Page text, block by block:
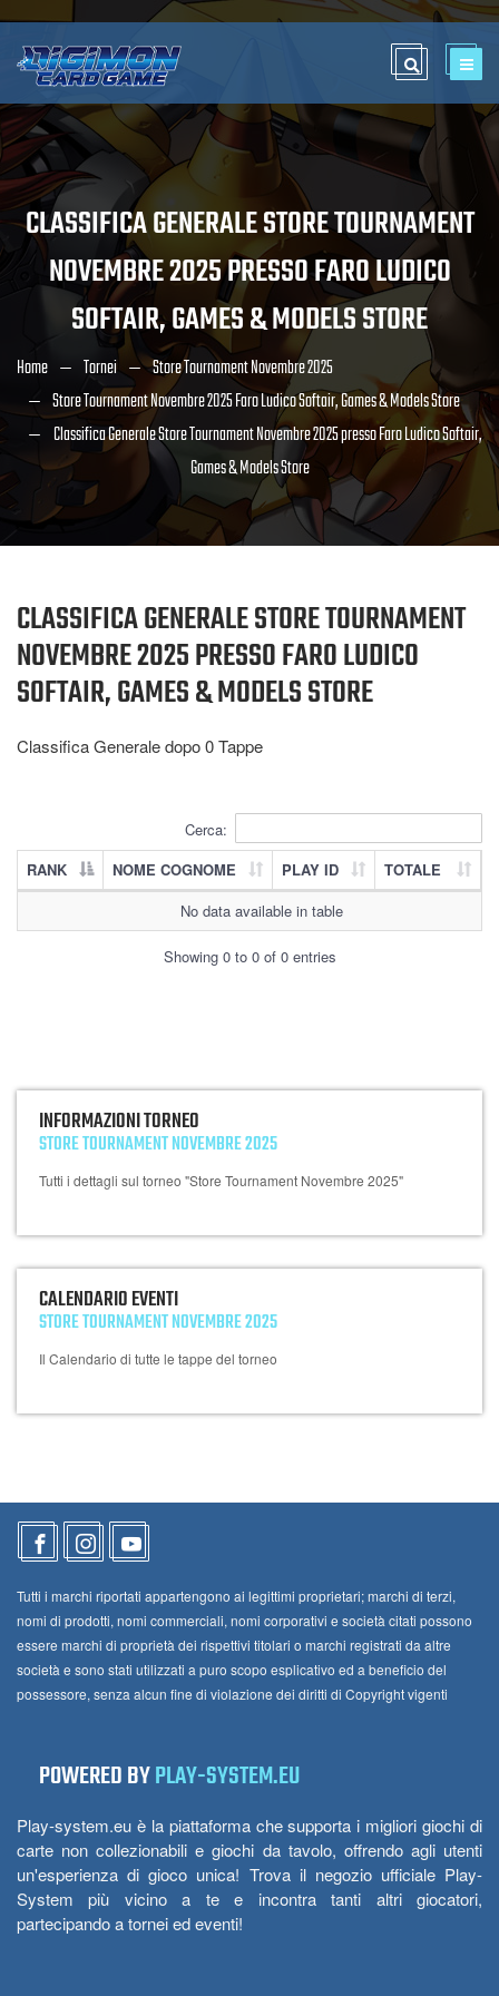
CLASSIFICA GENERALE STORE TOURNAMENT
NOVEMBRE 2025 PRESSO FARO LUDICO
SOFTAIR, GAMES & MODELS STORE
Home Tornei
Store Tournament Novembre 2025
Store Tournament Novembre 2025 Faro Ludico Softair, Games & Models Store
Classifica Generale Store Tournament Novembre 2025 presso Faro Ludico Softair,
Games & Models Store
CLASSIFICA GENERALE STORE TOURNAMENT
NOVEMBRE 2025 PRESSO FARO LUDICO
SOFTAIR, GAMES & MODELS STORE
Classifica Generale dopo 0Tappe
Cerca:
RANK
NOME COGNOME PLAY ID
TOTALE
No data available in table
Showing 0 to 0 of 0 entries
INFORMAZIONI TORNEO
STORE TOURNAMENT NOVEMBRE 2025
Tutti i dettagli sul torneo "Store Tournament Novembre 2025"
CALENDARIO EVENTI
STORE TOURNAMENT NOVEMBRE 2025
Il Calendario di tutte le tappe del torneo
Tutti i marchi riportati appartengono ai legittimi proprietari; marchi di terzi,
nomi di prodotti, nomi commerciali, nomi corporativi e società citati possono
essere marchi di proprietà dei rispettivi titolari o marchi registrati da altre
società e sono stati utilizzati a puro scopo esplicativo ed a beneficio del
possessore, senza alcun fine di violazione dei diritti di Copyright vigenti
POWERED BYPLAY-SYSTEM.EU
Play-system.eu è la piattaforma che supporta i migliori giochi di
carte non collezionabili e giochi da tavolo, offrendo agli utenti
un'esperienza di gioco unica! Trova il negozio ufficiale Play-
System più vicino a te e incontra tanti altri giocatori,
partecipando a tornei ed eventi!